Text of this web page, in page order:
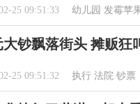
25 09:51:33 幼儿园 发霉苹
大钞飘落街头 摊贩狂
25 09:51:32 执行 法院 钞票